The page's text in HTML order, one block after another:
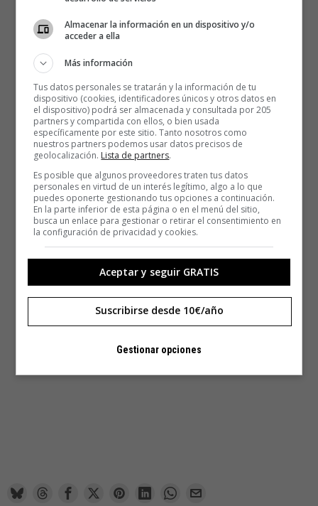
Almacenar la información en un dispositivo y/o
acceder a ella
Más información
Tus datos personales se tratarán y la información de tu
dispositivo (cookies, identificadores únicos y otros datos en
el dispositivo) podrá ser almacenada y consultada por 205
partners y compartida con ellos, o bien usada
específicamente por este sitio. Tanto nosotros como
nuestros partners podemos usar datos precisos de
geolocalización. Lista de partners.
Es posible que algunos proveedores traten tus datos
personales en virtud de un interés legítimo, algo a lo que
puedes oponerte gestionando tus opciones a continuación.
En la parte inferior de esta página o en el menú del sitio,
busca un enlace para gestionar o retirar el consentimiento en
la configuración de privacidad y cookies.
Aceptar y seguir GRATIS
Suscribirse desde 10€/año
Gestionar opciones